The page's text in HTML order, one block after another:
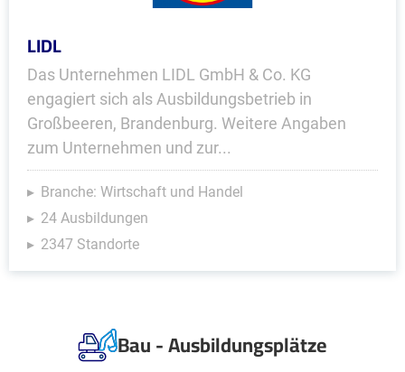
LIDL
Das Unternehmen LIDL GmbH & Co. KG
engagiert sich als Ausbildungsbetrieb in
Großbeeren, Brandenburg. Weitere Angaben
zum Unternehmen und zur...
Branche: Wirtschaft und Handel
24 Ausbildungen
2347 Standorte
Bau - Ausbildungsplätze